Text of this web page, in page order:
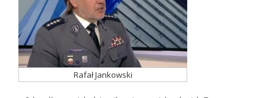
Rafał Jankowski